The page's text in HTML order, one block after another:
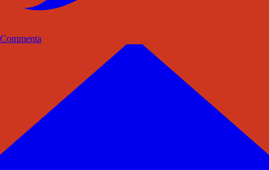
Commenta